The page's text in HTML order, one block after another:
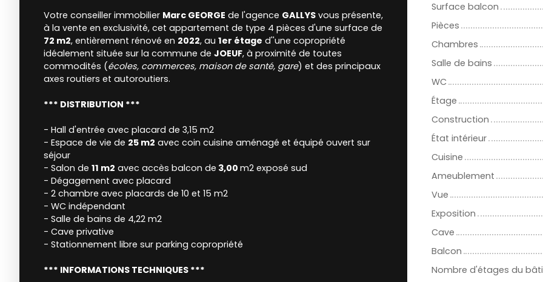
Votre conseiller immobilier Marc GEORGE de l'agence GALLYS vous présente,
à la vente en exclusivité, cet appartement de type 4 pièces d'une surface de
72 m2, entièrement rénové en 2022, au 1er étage d''une copropriété
idéalement située sur la commune de JOEUF, à proximité de toutes
commodités (écoles, commerces, maison de santé, gare) et des principaux
axes routiers et autoroutiers.
*** DISTRIBUTION ***
- Hall d'entrée avec placard de 3,15 m2
- Espace de vie de 25 m2 avec coin cuisine aménagé et équipé ouvert sur
séjour
- Salon de 11 m2 avec accès balcon de 3,00 m2 exposé sud
- Dégagement avec placard
- 2 chambre avec placards de 10 et 15 m2
- WC indépendant
- Salle de bains de 4,22 m2
- Cave privative
- Stationnement libre sur parking copropriété
*** INFORMATIONS TECHNIQUES ***
Surface balcon
Pièces
Chambres
Salle de bains
WC
Étage
Construction
État intérieur
Cuisine
Ameublement
Vue
Exposition
Cave
Balcon
Nombre d'étages du